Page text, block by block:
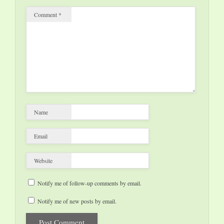
Comment *
Name
Email
Website
Notify me of follow-up comments by email.
Notify me of new posts by email.